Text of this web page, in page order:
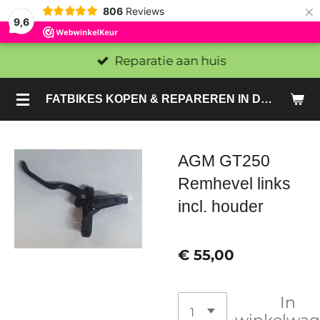
9,6
806 Reviews ×
FATBIKES KOPEN & REPAREREN IN DEN HAAG EN ZOETERMEER - SACHE BIKES
Reparatie aan huis
AGM GT250
Remhevel links
incl. houder
€ 55,00
In